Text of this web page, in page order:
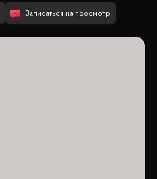
Записаться на просмотр